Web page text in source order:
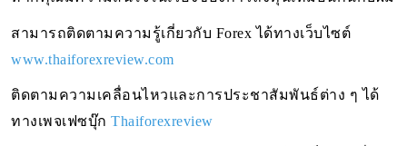
www.thaiforexreview.com
ติดตามความเคลื่อนไหวและการประชาสัมพันธ์ต่าง ๆ ได้
ทางเพจเฟซบุ๊ก Thaiforexreview